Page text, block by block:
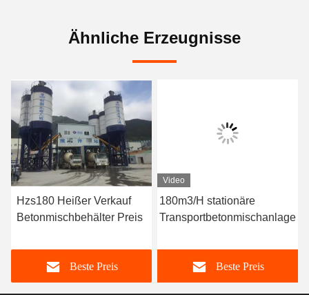
Ähnliche Erzeugnisse
Hzs180 Heißer Verkauf
Betonmischbehälter Preis
Beste Preis
Video
180m3/H stationäre
Transportbetonmischanlage
Beste Preis